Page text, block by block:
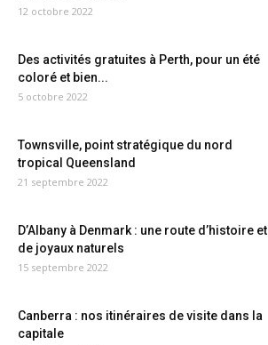
12 octobre 2022
Des activités gratuites à Perth, pour un été
coloré et bien...
5 octobre 2022
Townsville, point stratégique du nord
tropical Queensland
21 septembre 2022
D’Albany à Denmark : une route d’histoire et
de joyaux naturels
15 septembre 2022
Canberra : nos itinéraires de visite dans la
capitale